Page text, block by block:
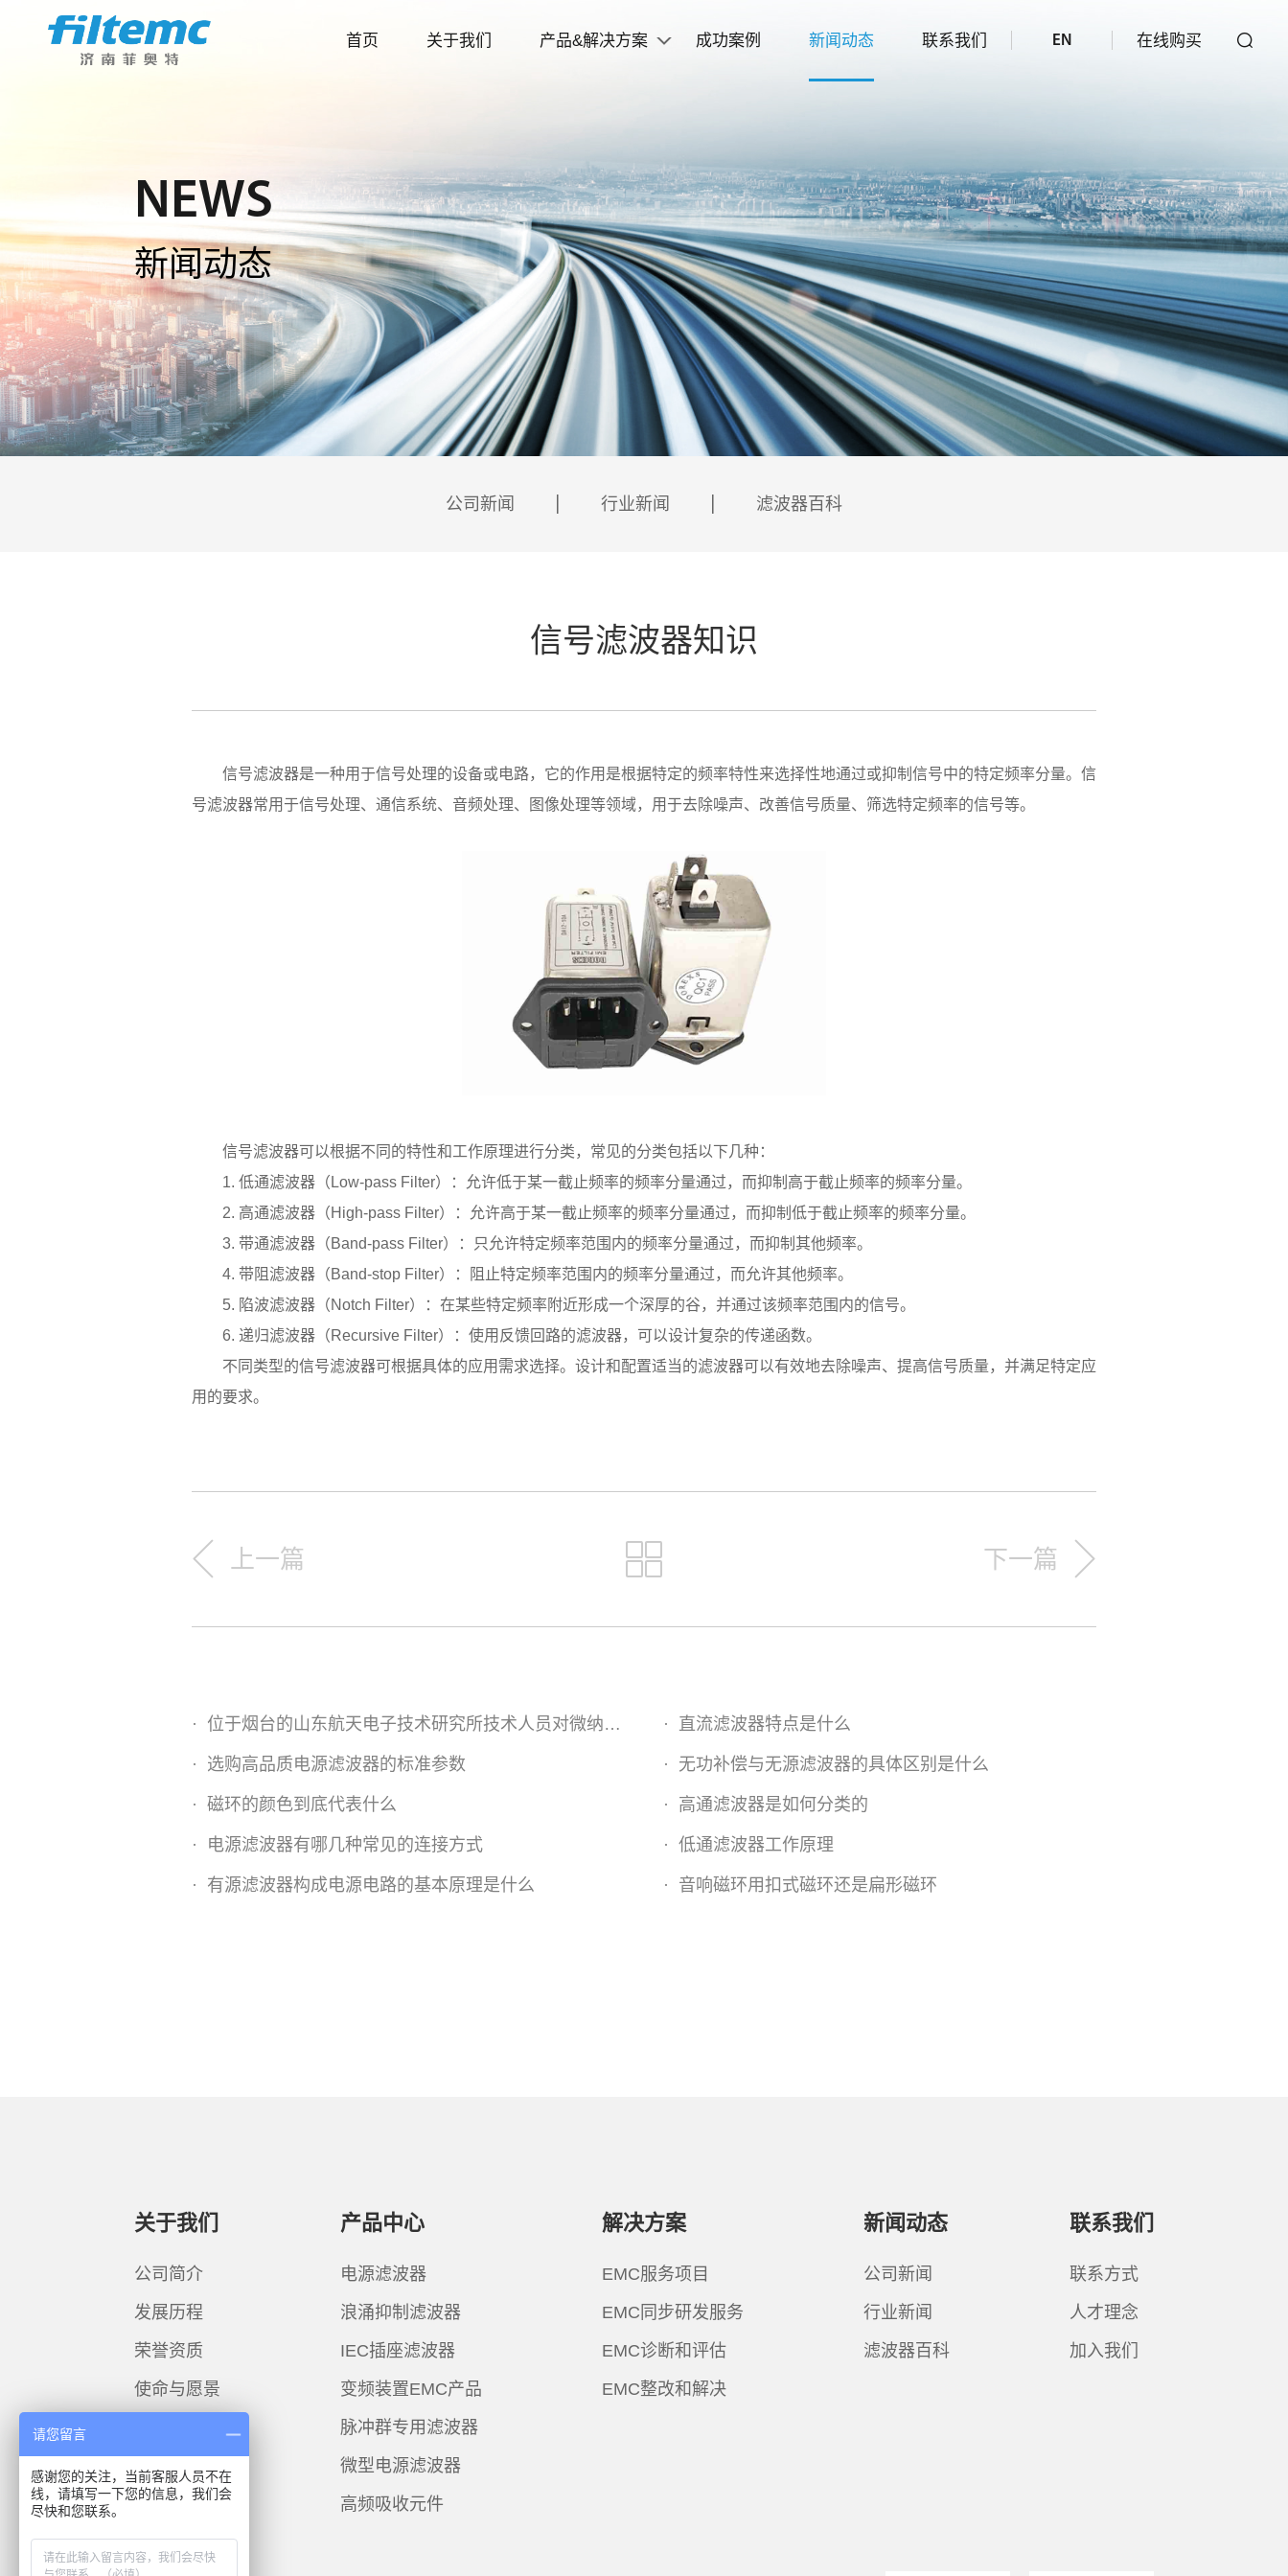
首页 关于我们 产品&解决方案 成功案例 新闻动态 联系我们 EN 在线购买
NEWS
新闻动态
公司新闻 行业新闻 滤波器百科
信号滤波器知识
信号滤波器是一种用于信号处理的设备或电路，它的作用是根据特定的频率特性来选择性地通过或抑制信号中的特定频率分量。信
号滤波器常用于信号处理、通信系统、音频处理、图像处理等领域，用于去除噪声、改善信号质量、筛选特定频率的信号等。
信号滤波器可以根据不同的特性和工作原理进行分类，常见的分类包括以下几种：
1. 低通滤波器（Low-pass Filter）：允许低于某一截止频率的频率分量通过，而抑制高于截止频率的频率分量。
2. 高通滤波器（High-pass Filter）：允许高于某一截止频率的频率分量通过，而抑制低于截止频率的频率分量。
3. 带通滤波器（Band-pass Filter）：只允许特定频率范围内的频率分量通过，而抑制其他频率。
4. 带阻滤波器（Band-stop Filter）：阻止特定频率范围内的频率分量通过，而允许其他频率。
5. 陷波滤波器（Notch Filter）：在某些特定频率附近形成一个深厚的谷，并通过该频率范围内的信号。
6. 递归滤波器（Recursive Filter）：使用反馈回路的滤波器，可以设计复杂的传递函数。
不同类型的信号滤波器可根据具体的应用需求选择。设计和配置适当的滤波器可以有效地去除噪声、提高信号质量，并满足特定应
用的要求。
上一篇 下一篇
· 位于烟台的山东航天电子技术研究所技术人员对微纳卫星零部件进行电磁兼容测试 · 直流滤波器特点是什么
· 选购高品质电源滤波器的标准参数 · 无功补偿与无源滤波器的具体区别是什么
· 磁环的颜色到底代表什么 · 高通滤波器是如何分类的
· 电源滤波器有哪几种常见的连接方式 · 低通滤波器工作原理
· 有源滤波器构成电源电路的基本原理是什么 · 音响磁环用扣式磁环还是扁形磁环
关于我们
公司简介
发展历程
荣誉资质
使命与愿景
产品中心
电源滤波器
浪涌抑制滤波器
IEC插座滤波器
变频装置EMC产品
脉冲群专用滤波器
微型电源滤波器
高频吸收元件
解决方案
EMC服务项目
EMC同步研发服务
EMC诊断和评估
EMC整改和解决
新闻动态
公司新闻
行业新闻
滤波器百科
联系我们
联系方式
人才理念
加入我们
请您留言
感谢您的关注，当前客服人员不在
线，请填写一下您的信息，我们会
尽快和您联系。